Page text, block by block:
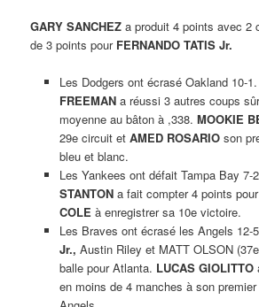
GARY SANCHEZ a produit 4 points avec 2
de 3 points pour FERNANDO TATIS Jr.
Les Dodgers ont écrasé Oakland 10-1.
FREEMANa réussi 3 autres coups
moyenne au bâton à ,338. MOOKIE
29e circuit et AMED ROSARIOson
bleu et blanc.
Les Yankees ont défait Tampa Bay 7-
STANTONa fait compter 4 points
COLE à enregistrer sa 10e victoire.
Les Braves ont écrasé les Angels 12-
Jr., Austin Riley et MATT OLSON
balle pour Atlanta. LUCAS GIOLITTO
en moins de 4 manches à son